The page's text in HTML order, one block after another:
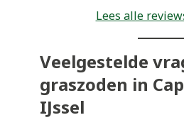
Lees alle
Veelgestelde
graszoden in
IJssel